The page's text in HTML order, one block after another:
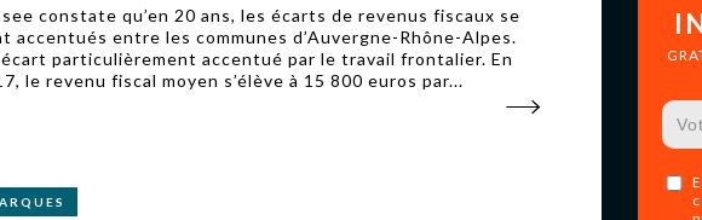
constate qu’en 20 ans, les écarts de revenus fiscaux se
accentués entre les communes d’Auvergne-Rhône-Alpes.
particulièrement accentué par le travail frontalier. En
le revenu fiscal moyen s’élève à 15 800 euros par...